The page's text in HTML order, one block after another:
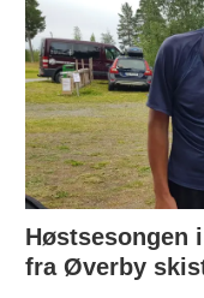
Høstsesongen
fra Øverby